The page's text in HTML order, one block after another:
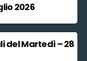
2026
del Martedì – 28